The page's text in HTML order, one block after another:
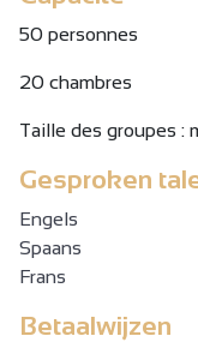
50 personnes
20 chambres
Taille des groupes :
Gesproken
Engels
Spaans
Frans
Betaalwijzen